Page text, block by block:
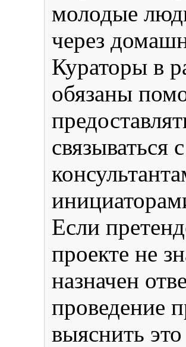
молодые
через
Кураторы в
обязаны
связываться
Если
проекте не
назначен
проведение
выяснить